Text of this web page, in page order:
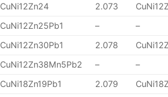
CuNi12Zn24 2.073
CuNi12Zn25Pb1 –
–
CuNi12Zn30Pb1 2.078
CuNi12Zn38Mn5Pb2 –
–
CuNi18Zn19Pb1 2.079